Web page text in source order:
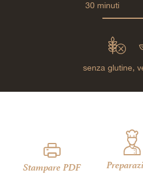
30 minuti
senza glutine,
Stampare PDF